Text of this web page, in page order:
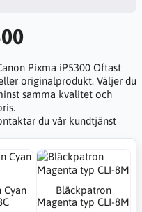
Pixma iP5300 Oftast
originalprodukt. Väljer du
samma kvalitet och
du vår kundtjänst
Cyan
Bläckpatron
Magenta typ CLI-8M